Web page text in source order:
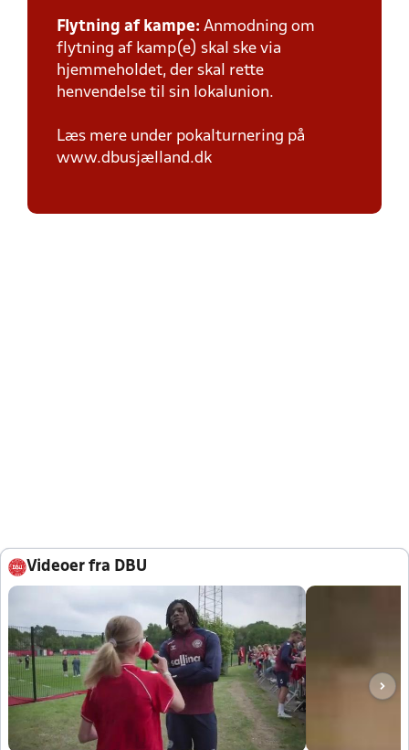
Flytning af kampe: Anmodning om
flytning af kamp(e) skal ske via
hjemmeholdet, der skal rette
henvendelse til sin lokalunion.
Læs mere under pokalturnering på
www.dbusjælland.dk
Videoer fra DBU